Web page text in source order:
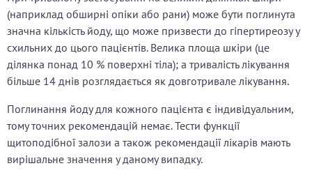
(наприклад обширні опіки або рани) може бути поглинута
значна кількість йоду, що може призвести до гіпертиреозу у
схильних до цього пацієнтів. Велика площа шкіри (це
ділянка понад 10 % поверхні тіла); а тривалість лікування
більше 14 днів розглядається як довготривале лікування.
Поглинання йоду для кожного пацієнта є індивідуальним,
тому точних рекомендацій немає. Тести функції
щитоподібної залози а також рекомендації лікарів мають
вирішальне значення у даному випадку.